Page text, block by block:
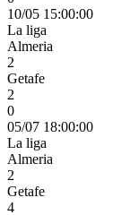
10/05 15:00:00
La liga
Almeria
2
Getafe
2
0
05/07 18:00:00
La liga
Almeria
2
Getafe
4